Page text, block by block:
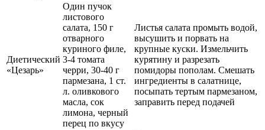
Диетический
«Цезарь»
Один пучок
листового
салата, 150 г
отварного
куриного филе,
3-4 томата
черри, 30-40 г
пармезана, 1 ст.
л. оливкового
масла, сок
лимона, черный
перец по вкусу
Листья салата промыть водой,
высушить и порвать на
крупные куски. Измельчить
курятину и разрезать
помидоры пополам. Смешать
ингредиенты в салатнице,
посыпать тертым пармезаном,
заправить перед подачей